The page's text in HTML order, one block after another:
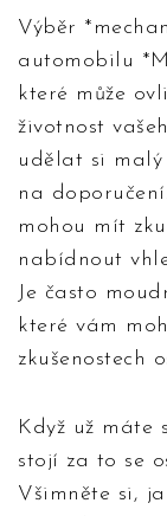
Výběr
automobilu
které může
životnost
udělat si
na
mohou mít
nabídnout
Je často
které vám
zkušenostech
Když už máte
stojí za to se
Všimněte si,